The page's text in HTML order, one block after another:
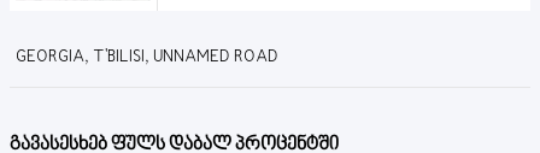
GEORGIA, T'BILISI, UNNAMED ROAD
გავასესხებ ფულს დაბალ პროცენტში